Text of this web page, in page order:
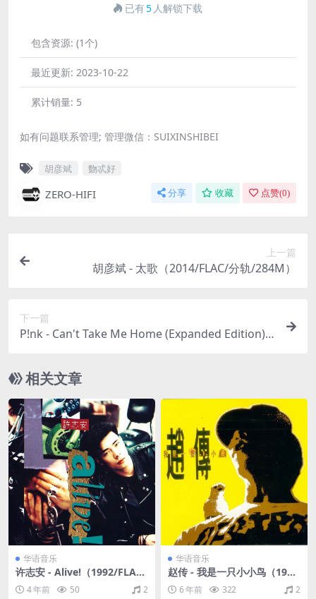
已有5 人解锁下载
包含资源: (1个)
最近更新: 2023-10-22
累计销量: 5
如有问题联系管理; 管理微信：SUIXINSHIBEI
胡彦斌 覅忒好
ZERO-HIFI 分享 收藏 点赞(0)
上一篇
胡彦斌 - 太歌（2014/FLAC/分轨/284M）
下一篇
P!nk - Can't Take Me Home (Expanded Edition)
相关文章
华语音乐
许志安 - Alive!（1992/FLAC/
分轨/273M）
4 年前 50 2
华语音乐
赵传 - 我是一只小小鸟（199
0/Ape+CUE/整轨/268M）
6 年前 322 2